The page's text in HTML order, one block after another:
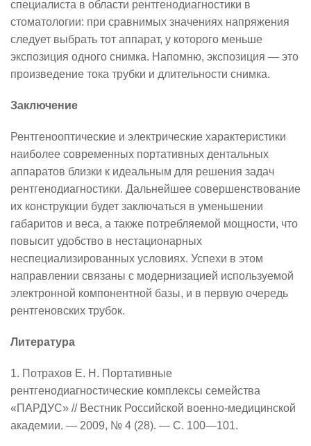
специалиста в области рентгенодиагностики в
стоматологии: при сравнимых значениях напряжения
следует выбрать тот аппарат, у которого меньше
экспозиция одного снимка. Напомню, экспозиция — это
произведение тока трубки и длительности снимка.
Заключение
Рентгенооптические и электрические характеристики
наиболее современных портативных дентальных
аппаратов близки к идеальным для решения задач
рентгенодиагностики. Дальнейшее совершенствование
их конструкции будет заключаться в уменьшении
габаритов и веса, а также потребляемой мощности, что
повысит удобство в нестационарных
неспециализированных условиях. Успехи в этом
направлении связаны с модернизацией используемой
электронной компонентной базы, и в первую очередь
рентгеновских трубок.
Литература
1. Потрахов Е. Н. Портативные
рентгенодиагностические комплексы семейства
«ПАРДУС» // Вестник Российской военно-медицинской
академии. — 2009, № 4 (28). — С. 100—101.